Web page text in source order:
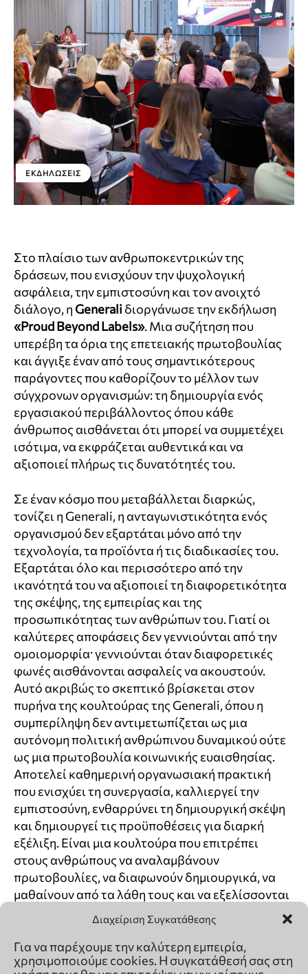
Διαχείριση Συγκατάθεσης
Για να παρέχουμε την καλύτερη εμπειρία,
χρησιμοποιούμε cookies. Η συγκατάθεσή σας στη